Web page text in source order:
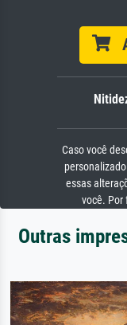
Caso você
essas
você. Por
Outras